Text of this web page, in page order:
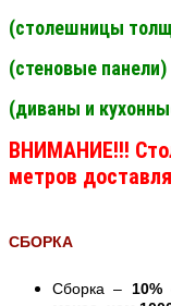
(столешницы
(стеновые панели)
(диваны и
ВНИМАНИЕ!!!
метров
СБОРКА
Сборка – 10%